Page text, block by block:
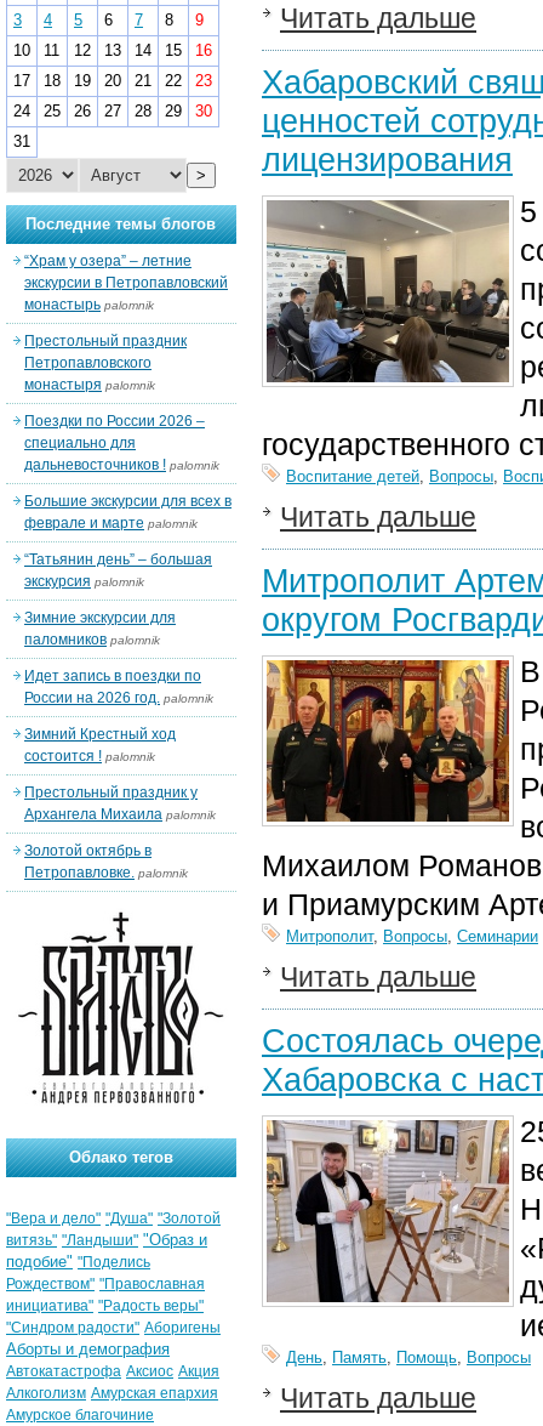
Читать дальше
Хабаровский
ценностей
лицензирования
государственного
Воспитание детей, Вопросы,
Читать дальше
Митрополит
округом
Михаилом
и Приамурским
Митрополит, Вопросы, Семинарии
Читать дальше
Состоялась
Хабаровска с
День, Память, Помощь, Вопросы
Читать дальше
3
4 5 6 7 8
9
10
11 12 13 14 15
16
17
18 19 20 21 22
23
24
25 26 27 28 29
30
31
>
Последние темы блогов
“Храм у озера” – летние
экскурсии в Петропавловский
монастырь palomnik
Престольный праздник
Петропавловского
монастыря palomnik
Поездки по России 2026 –
специально для
дальневосточников ! palomnik
Большие экскурсии для всех в
феврале и марте palomnik
“Татьянин день” – большая
экскурсия palomnik
Зимние экскурсии для
паломников palomnik
Идет запись в поездки по
России на 2026 год. palomnik
Зимний Крестный ход
состоится ! palomnik
Престольный праздник у
Архангела Михаила palomnik
Золотой октябрь в
Петропавловке. palomnik
Облако тегов
"Вера и дело" "Душа" "Золотой
витязь" "Ландыши" "Образ и
подобие" "Поделись
Рождеством" "Православная
инициатива" "Радость веры"
"Синдром радости" Аборигены
Аборты и демография
Автокатастрофа Аксиос Акция
Алкоголизм Амурская епархия
Амурское благочиние